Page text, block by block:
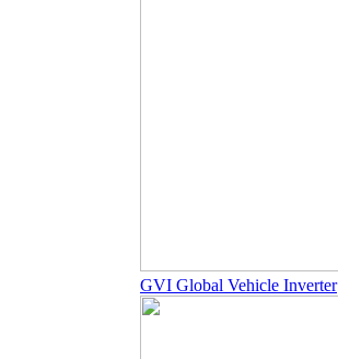
GVI Global Vehicle Inverter